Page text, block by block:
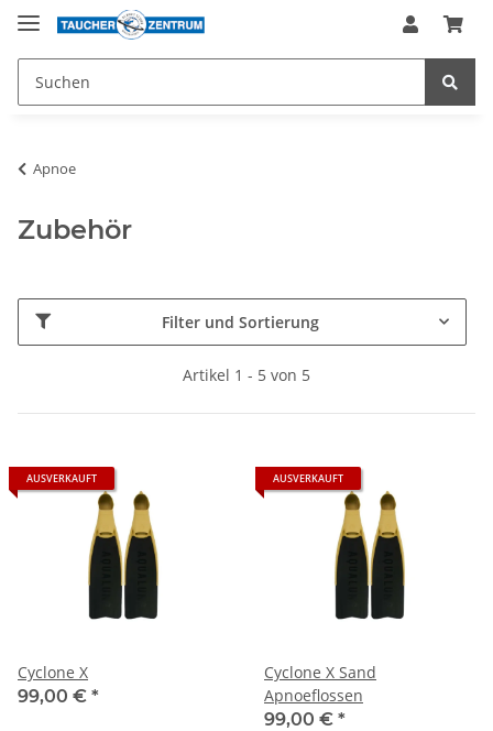
Apnoe
Zubehör
Filter und Sortierung
Artikel 1 - 5 von 5
AUSVERKAUFT
Cyclone X
99,00 € *
AUSVERKAUFT
Cyclone X Sand
Apnoeflossen
99,00 € *